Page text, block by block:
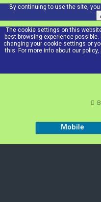
By continuing to use the site,
The cookie settings on this
best browsing experience
changing your cookie settings or
this. For more info about our
Mobile